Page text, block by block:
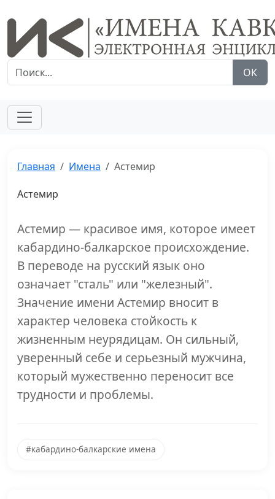
ОК
Главная Имена Астемир
Астемир
Астемир — красивое имя, которое имеет
кабардино-балкарское происхождение.
В переводе на русский язык оно
означает "сталь" или "железный".
Значение имени Астемир вносит в
характер человека стойкость к
жизненным неурядицам. Он сильный,
уверенный себе и серьезный мужчина,
который мужественно переносит все
трудности и проблемы.
#кабардино-балкарские имена